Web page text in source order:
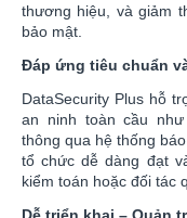
thương hiệu, và giảm
bảo mật.
Đáp ứng tiêu chuẩn
DataSecurity Plus hỗ
an ninh toàn cầu như
thông qua hệ thống
tổ chức dễ dàng đạt
kiểm toán hoặc đối tác
Dễ triển khai – Quản